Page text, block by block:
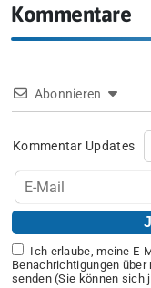
Kommentare
Abonnieren
Kommentar Updates
Ich erlaube, meine E-
Benachrichtigungen über
senden (Sie können sich